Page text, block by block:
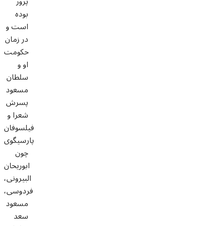
بوده
است و
در زمان
حکومت
او و
سلطان
مسعود
پسرش
شعرا و
فیلسوفان
پارسیگوی
چون
ابوریحان
البیرونی،
فردوسی،
مسعود
سعد